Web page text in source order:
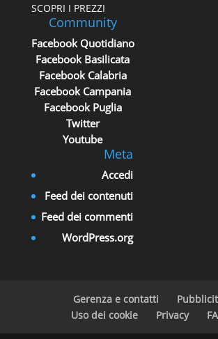
SCOPRI I PREZZI
Community
Facebook Quotidiano
Facebook Basilicata
Facebook Calabria
Facebook Campania
Facebook Puglia
Twitter
Youtube
Meta
Accedi
Feed dei contenuti
Feed dei commenti
WordPress.org
Gerenza e contatti
Uso dei cookie
Privacy